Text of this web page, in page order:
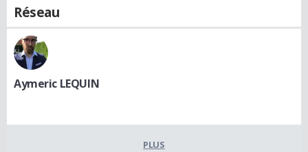
Réseau
Aymeric LEQUIN
PLUS